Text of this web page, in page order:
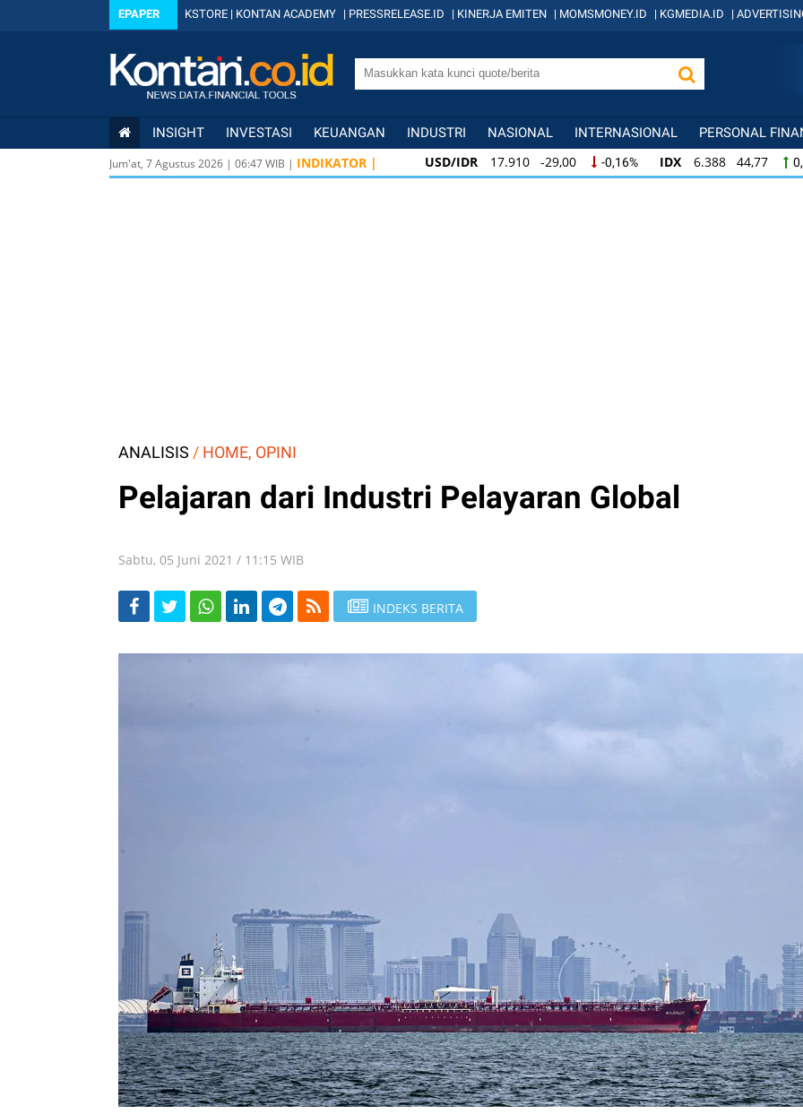
EPAPER KSTORE | KONTAN ACADEMY | PRESSRELEASE.ID | KINERJA EMITEN | MOMSMONEY.ID | KGMEDIA.ID |
INSIGHT INVESTASI KEUANGAN INDUSTRI NASIONAL INTERNASIONAL PERSONAL
Jum'at, 7 Agustus 2026 | 06:47WIB | INDIKATOR | USD/IDR 17.910 -29,00 -0,16% IDX 6.388 44,77
USD/IDR 17.910 -29,00 -0,16% IDX 6.388 44,77
ANALISIS / HOME, OPINI
Pelajaran dari Industri Pelayaran Global
Sabtu, 05 Juni 2021 / 11:15 WIB
INDEKS BERITA